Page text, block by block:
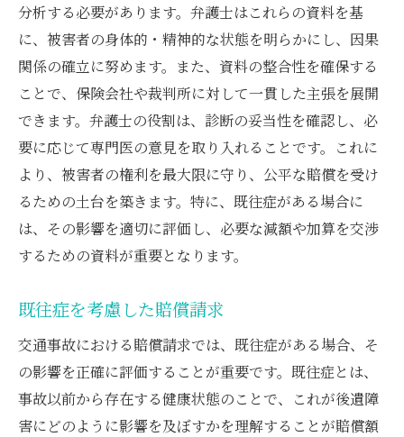
分析する必要があります。弁護士はこれらの資料を基
に、被害者の身体的・精神的な状態を明らかにし、因果
関係の確立に努めます。また、資料の整合性を確保する
ことで、保険会社や裁判所に対して一貫した主張を展開
できます。弁護士の役割は、診断の妥当性を確認し、必
要に応じて専門医の意見を取り入れることです。これに
より、被害者の権利を最大限に守り、公平な賠償を受け
るための土台を築きます。特に、既往症がある場合に
は、その影響を適切に評価し、必要な減額や加算を交渉
するための資料が重要となります。
既往症を考慮した賠償請求
交通事故における賠償請求では、既往症がある場合、そ
の影響を正確に評価することが重要です。既往症とは、
事故以前から存在する健康状態のことで、これが後遺障
害にどのように影響を及ぼすかを理解することが賠償額